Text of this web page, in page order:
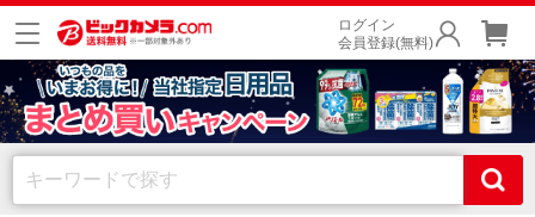
ログイン
会員登録(無料)